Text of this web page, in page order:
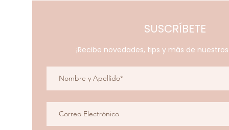
SUSCRÍBETE
¡Recibe novedades, tips y más de